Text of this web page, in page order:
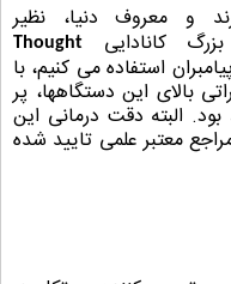
و معروف دنیا، نظیر
کانادایی
Thought
استفاده می کنیم، با
بالای این دستگاهها، پر
البته دقت درمانی این
معتبر علمی تایید شده